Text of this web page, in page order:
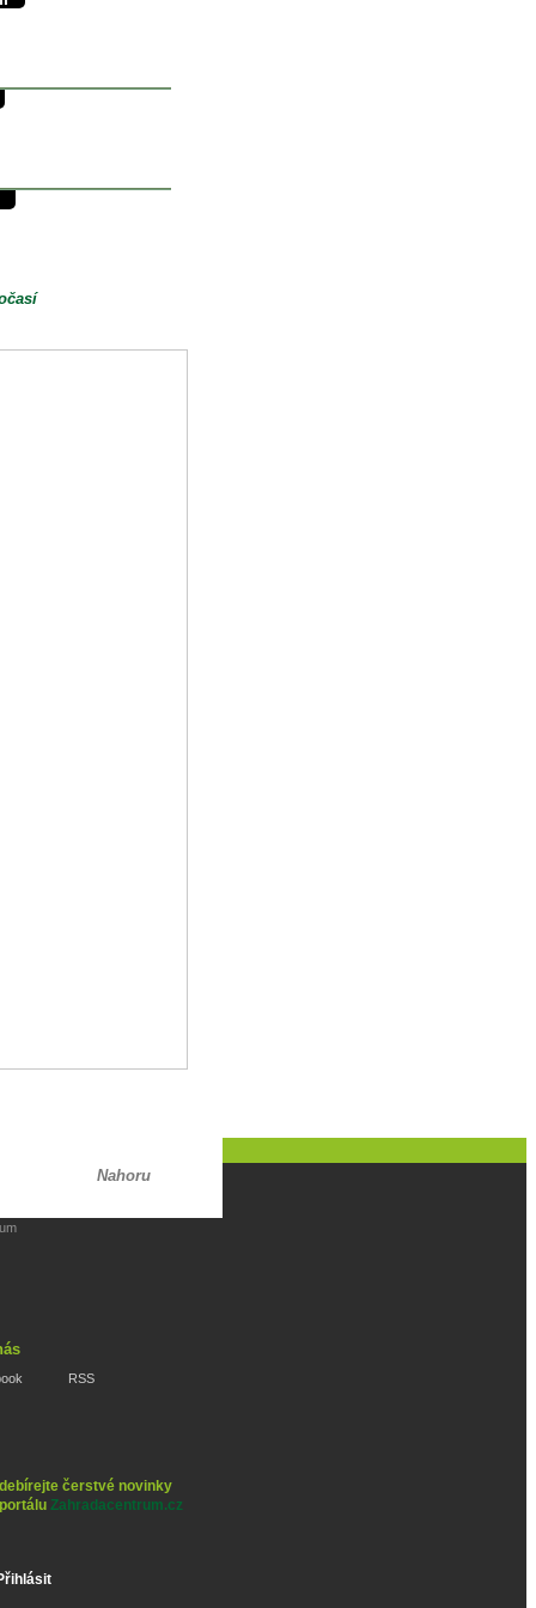
Nahoru
RSS
čerstvé novinky
Zahradacentrum.cz